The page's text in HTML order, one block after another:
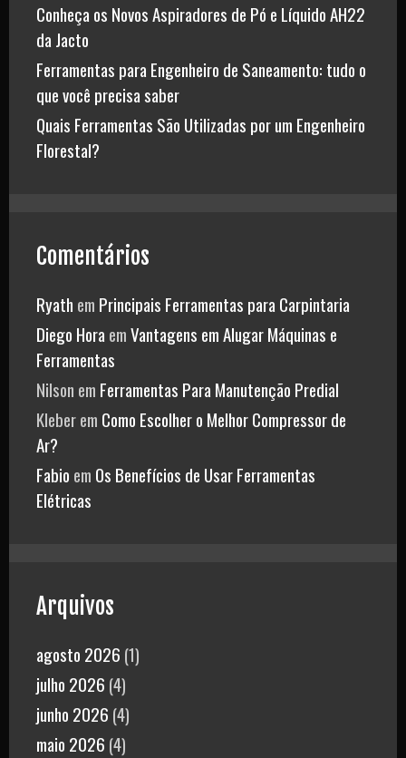
Conheça os Novos Aspiradores de Pó e Líquido AH22
da Jacto
Ferramentas para Engenheiro de Saneamento: tudo o
que você precisa saber
Quais Ferramentas São Utilizadas por um Engenheiro
Florestal?
Comentários
Ryath em Principais Ferramentas para Carpintaria
Diego Hora emVantagens em Alugar Máquinas e
Ferramentas
Nilson em Ferramentas Para Manutenção Predial
Kleberem Como Escolher o Melhor Compressor de
Ar?
Fabio em Os Benefícios de Usar Ferramentas
Elétricas
Arquivos
agosto 2026 (1)
julho 2026 (4)
junho 2026 (4)
maio 2026 (4)